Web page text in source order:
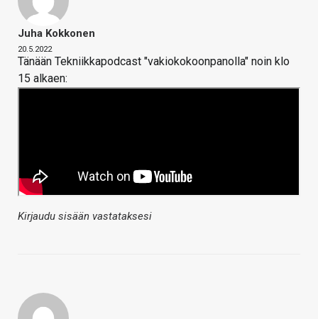
Juha Kokkonen
20.5.2022
Tänään Tekniikkapodcast "vakiokokoonpanolla" noin klo
15 alkaen:
Kirjaudu sisään vastataksesi